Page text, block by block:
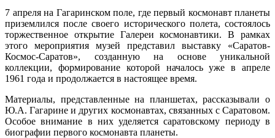
7 апреля на Гагаринском поле, где первый космонавт планеты
приземлился после своего исторического полета, состоялось
торжественное открытие Галереи космонавтики. В рамках
этого мероприятия музей представил выставку «Саратов-
Космос-Саратов», созданную на основе уникальной
коллекции, формирование которой началось уже в апреле
1961 года и продолжается в настоящее время.
Материалы, представленные на планшетах, рассказывали о
Ю.А. Гагарине и других космонавтах, связанных с Саратовом.
Особое внимание в них уделяется саратовскому периоду в
биографии первого космонавта планеты.